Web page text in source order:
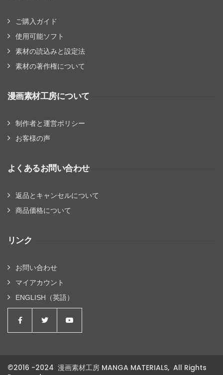
ご購入ガイド
使用可能ソフト
素材の読込みと設定法
素材の著作権について
漫画素材工房について
制作者と運営ポリシー
お客様の声
よくあるお問い合わせ
返品とキャンセルについて
商品価格について
リンク
お問い合わせ
マイアカウント
ENGLISH（英語）
©2016 -2024 漫画素材工房 MANGA MATERIALS, All Rights